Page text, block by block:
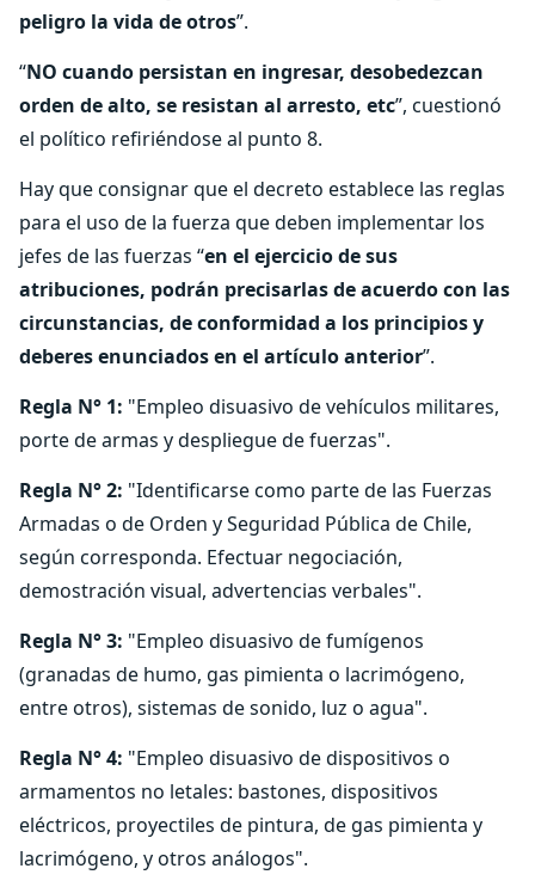
peligro la vida de otros”.
“NO cuando persistan en ingresar, desobedezcan
orden de alto, se resistan al arresto, etc”, cuestionó
el político refiriéndose al punto 8.
Hay que consignar que el decreto establece las reglas
para el uso de la fuerza que deben implementar los
jefes de las fuerzas “en el ejercicio de sus
atribuciones, podrán precisarlas de acuerdo con las
circunstancias, de conformidad a los principios y
deberes enunciados en el artículo anterior”.
Regla N° 1: "Empleo disuasivo de vehículos militares,
porte de armas y despliegue de fuerzas".
Regla N° 2: "Identificarse como parte de las Fuerzas
Armadas o de Orden y Seguridad Pública de Chile,
según corresponda. Efectuar negociación,
demostración visual, advertencias verbales".
Regla N° 3: "Empleo disuasivo de fumígenos
(granadas de humo, gas pimienta o lacrimógeno,
entre otros), sistemas de sonido, luz o agua".
Regla N° 4: "Empleo disuasivo de dispositivos o
armamentos no letales: bastones, dispositivos
eléctricos, proyectiles de pintura, de gas pimienta y
lacrimógeno, y otros análogos".